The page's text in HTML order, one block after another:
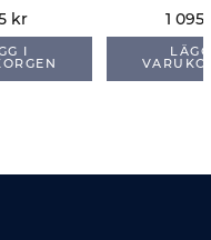
kr
I
1 095